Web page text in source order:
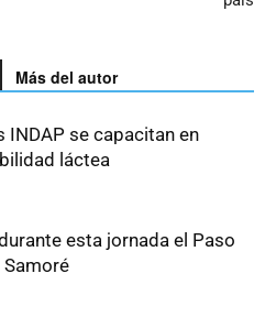
Más del autor
INDAP se capacitan en
láctea
esta jornada el Paso
Samoré